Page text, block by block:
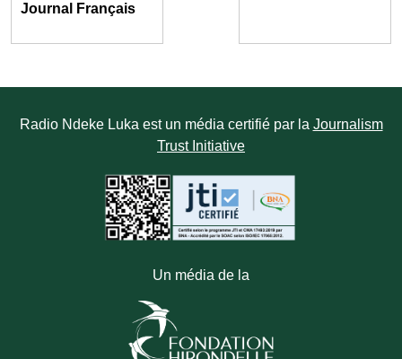
Journal Français
Radio Ndeke Luka est un média certifié par la Journalism
Trust Initiative
Un média de la